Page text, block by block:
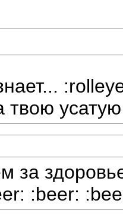
твою
за
:beer: